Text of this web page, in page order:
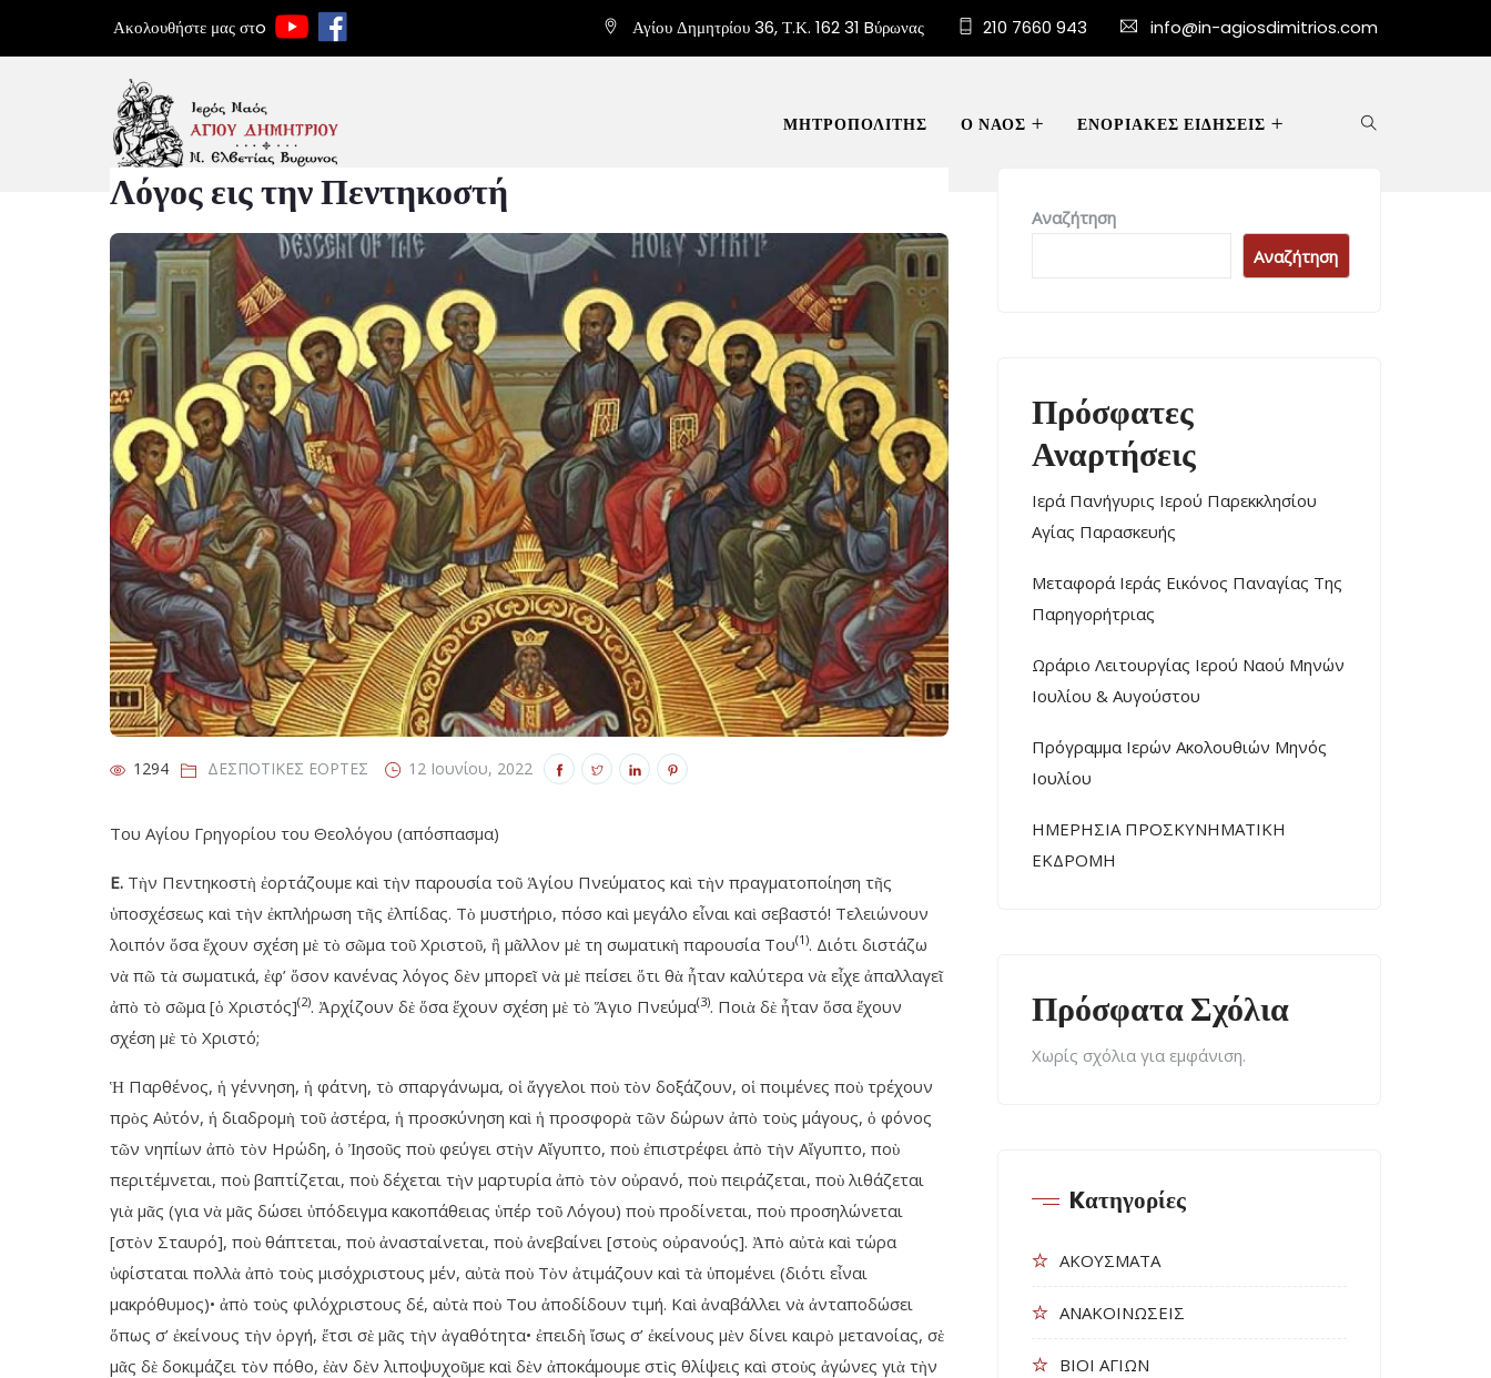
Ακολουθήστε μας στo Αγίου Δημητρίου 36, Τ.Κ. 162 31 Bύρωνας 210 7660 943 info@in-agiosdimitrios.com
ΜΗΤΡΟΠΟΛΙΤΗΣ Ο ΝΑΟΣ ΕΝΟΡΙΑΚΕΣ ΕΙΔΗΣΕΙΣ
Λόγος εις την Πεντηκοστή
1294 ΔΕΣΠΟΤΙΚΕΣ ΕΟΡΤΕΣ 12 Ιουνίου, 2022
1294 ΔΕΣΠΟΤΙΚΕΣ ΕΟΡΤΕΣ 12 Ιουνίου, 2022
1294 ΔΕΣΠΟΤΙΚΕΣ ΕΟΡΤΕΣ 12 Ιουνίου, 2022
Του Αγίου Γρηγορίου του Θεολόγου (απόσπασμα)
Ε. Τὴν Πεντηκοστὴ ἐορτάζουμε καὶ τὴν παρουσία τοῦ Ἁγίου Πνεύματος καὶ τὴν πραγματοποίηση τῆς
ὑποσχέσεως καὶ τὴν ἐκπλήρωση τῆς ἐλπίδας. Τὸ μυστήριο, πόσο καὶ μεγάλο εἶναι καὶ σεβαστό! Τελειώνουν
λοιπόν ὅσα ἔχουν σχέση μὲ τὸ σῶμα τοῦ Χριστοῦ, ἢ μᾶλλον μὲ τη σωματικὴ παρουσία Του(1). Διότι διστάζω
νὰ πῶ τὰ σωματικά, ἐφ’ ὅσον κανένας λόγος δὲν μπορεῖ νὰ μὲ πείσει ὅτι θὰ ἦταν καλύτερα νὰ εἶχε ἀπαλλαγεῖ
ἀπὸ τὸ σῶμα [ὁ Χριστός](2). Ἀρχίζουν δὲ ὅσα ἔχουν σχέση μὲ τὸ Ἅγιο Πνεύμα(3). Ποιὰ δὲ ἦταν ὅσα ἔχουν
σχέση μὲ τὸ Χριστό;
Ἡ Παρθένος, ἡ γέννηση, ἡ φάτνη, τὸ σπαργάνωμα, οἱ ἄγγελοι ποὺ τὸν δοξάζουν, οἱ ποιμένες ποὺ τρέχουν
πρὸς Αὐτόν, ἡ διαδρομὴ τοῦ ἀστέρα, ἡ προσκύνηση καὶ ἡ προσφορὰ τῶν δώρων ἀπὸ τοὺς μάγους, ὁ φόνος
τῶν νηπίων ἀπὸ τὸν Ηρώδη, ὁ Ἰησοῦς ποὺ φεύγει στὴν Αἴγυπτο, ποὺ ἐπιστρέφει ἀπὸ τὴν Αἴγυπτο, ποὺ
περιτέμνεται, ποὺ βαπτίζεται, ποὺ δέχεται τὴν μαρτυρία ἀπὸ τὸν οὐρανό, ποὺ πειράζεται, ποὺ λιθάζεται
γιὰ μᾶς (για νὰ μᾶς δώσει ὑπόδειγμα κακοπάθειας ὑπέρ τοῦ Λόγου) ποὺ προδίνεται, ποὺ προσηλώνεται
[στὸν Σταυρό], ποὺ θάπτεται, ποὺ ἀνασταίνεται, ποὺ ἀνεβαίνει [στοὺς οὐρανούς]. Ἀπὸ αὐτὰ καὶ τώρα
ὑφίσταται πολλὰ ἀπὸ τοὺς μισόχριστους μέν, αὐτὰ ποὺ Τὸν ἀτιμάζουν καὶ τὰ ὑπομένει (διότι εἶναι
μακρόθυμος)• ἀπὸ τοὺς φιλόχριστους δέ, αὐτὰ ποὺ Του ἀποδίδουν τιμή. Καὶ ἀναβάλλει νὰ ἀνταποδώσει
ὅπως σ’ ἐκείνους τὴν ὁργή, ἔτσι σὲ μᾶς τὴν ἀγαθότητα• ἐπειδὴ ἴσως σ’ ἐκείνους μὲν δίνει καιρὸ μετανοίας, σὲ
μᾶς δὲ δοκιμάζει τὸν πόθο, ἐὰν δὲν λιποψυχοῦμε καὶ δὲν ἀποκάμουμε στὶς θλίψεις καὶ στοὺς ἀγώνες γιὰ τὴν
Αναζήτηση
Αναζήτηση
Πρόσφατες
Αναρτήσεις
Ιερά Πανήγυρις Ιερού Παρεκκλησίου
Αγίας Παρασκευής
Μεταφορά Ιεράς Εικόνος Παναγίας Της
Παρηγορήτριας
Ωράριο Λειτουργίας Ιερού Ναού Μηνών
Ιουλίου & Αυγούστου
Πρόγραμμα Ιερών Ακολουθιών Μηνός
Ιουλίου
ΗΜΕΡΗΣΙΑ ΠΡΟΣΚΥΝΗΜΑΤΙΚΗ
ΕΚΔΡΟΜΗ
Πρόσφατα Σχόλια
Χωρίς σχόλια για εμφάνιση.
Kατηγορίες
ΑΚΟΥΣΜΑΤΑ
ΑΝΑΚΟΙΝΩΣΕΙΣ
ΒΙΟΙ ΑΓΙΩΝ